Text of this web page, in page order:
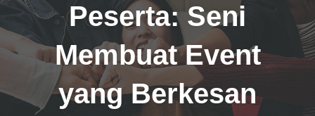
Peserta: Seni
Membuat Event
yang Berkesan